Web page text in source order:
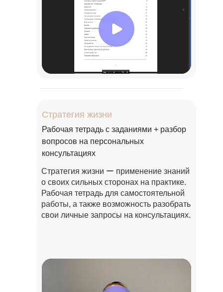
Стратегия жизни
Рабочая тетрадь с заданиями + разбор
вопросов на персональных
консультациях
Стратегия жизни ー применение знаний
о своих сильных сторонах на практике.
Рабочая тетрадь для самостоятельной
работы, а также возможность разобрать
свои личные запросы на консультациях.